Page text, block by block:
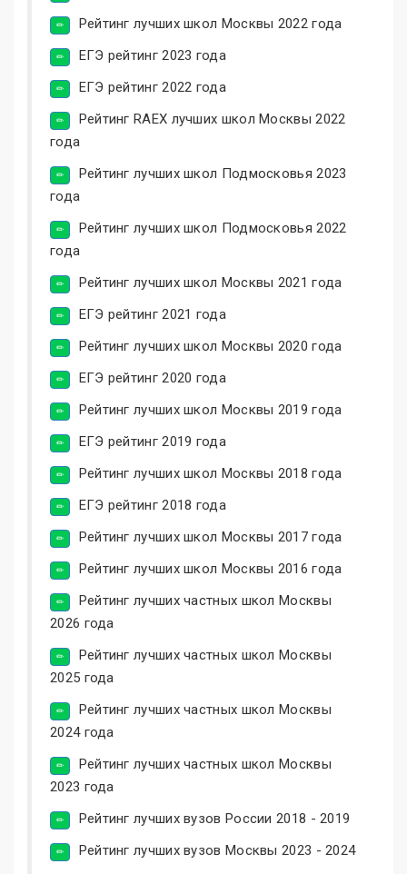
Рейтинг лучших школ Москвы 2022 года
ЕГЭ рейтинг 2023 года
ЕГЭ рейтинг 2022 года
Рейтинг RAEX лучших школ Москвы 2022
года
Рейтинг лучших школ Подмосковья 2023
года
Рейтинг лучших школ Подмосковья 2022
года
Рейтинг лучших школ Москвы 2021 года
ЕГЭ рейтинг 2021 года
Рейтинг лучших школ Москвы 2020 года
ЕГЭ рейтинг 2020 года
Рейтинг лучших школ Москвы 2019 года
ЕГЭ рейтинг 2019 года
Рейтинг лучших школ Москвы 2018 года
ЕГЭ рейтинг 2018 года
Рейтинг лучших школ Москвы 2017 года
Рейтинг лучших школ Москвы 2016 года
Рейтинг лучших частных школ Москвы
2026 года
Рейтинг лучших частных школ Москвы
2025 года
Рейтинг лучших частных школ Москвы
2024 года
Рейтинг лучших частных школ Москвы
2023 года
Рейтинг лучших вузов России 2018 - 2019
Рейтинг лучших вузов Москвы 2023 - 2024